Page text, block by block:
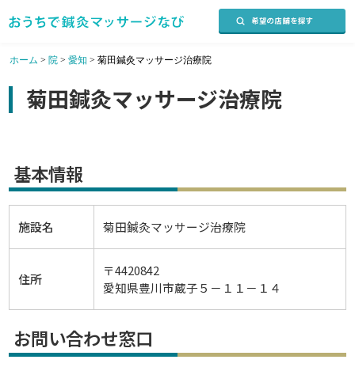
ホーム > 院> 愛知 > 菊田鍼灸マッサージ治療院
菊田鍼灸マッサージ治療院
基本情報
施設名 菊田鍼灸マッサージ治療院
住所
〒4420842
愛知県豊川市蔵子５－１１－１４
お問い合わせ窓口